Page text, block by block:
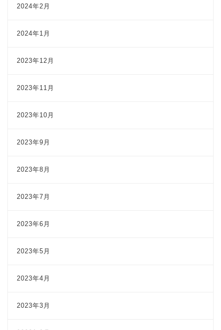
2024年2月
2024年1月
2023年12月
2023年11月
2023年10月
2023年9月
2023年8月
2023年7月
2023年6月
2023年5月
2023年4月
2023年3月